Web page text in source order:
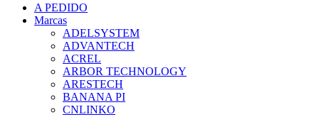
A PEDIDO
Marcas
ADELSYSTEM
ADVANTECH
ACREL
ARBOR TECHNOLOGY
ARESTECH
BANANA PI
CNLINKO